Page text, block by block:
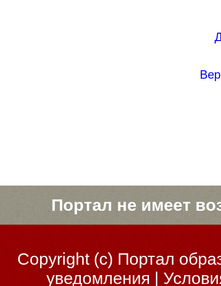
Портал не имеет
Copyright (c)Портал
уведомления |